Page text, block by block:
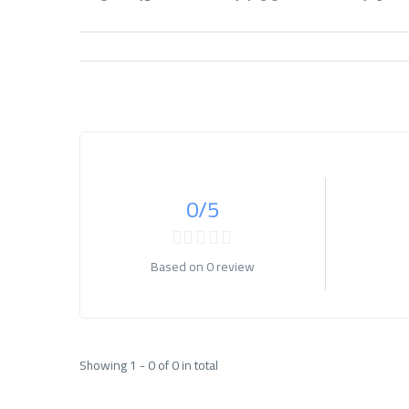
0/5
Based on0 review
Showing 1 - 0 of 0 in total